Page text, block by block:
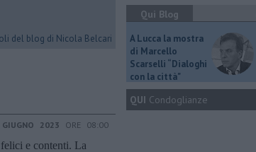
del blog di Nicola Belcari
2023 ORE 08:00
e contenti. La
Qui Blog
A Lucca la mostra
di Marcello
Scarselli “Dialoghi
con la città"
QUI Condoglianze